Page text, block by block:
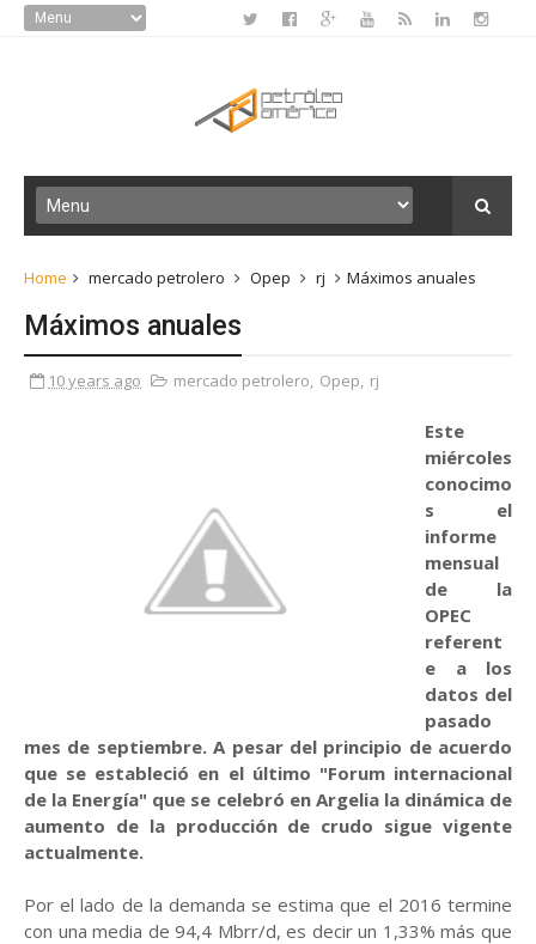
Home mercado petrolero Opep rj Máximos anuales
Máximos anuales
10 years ago mercado petrolero, Opep, rj
Este
miércoles
conocimo
s el
informe
mensual
de la
OPEC
referent
e a los
datos del
pasado
mes de septiembre. A pesar del principio de acuerdo
que se estableció en el último "Forum internacional
de la Energía" que se celebró en Argelia la dinámica de
aumento de la producción de crudo sigue vigente
actualmente.
Por el lado de la demanda se estima que el 2016 termine
con una media de 94,4 Mbrr/d, es decir un 1,33% más que